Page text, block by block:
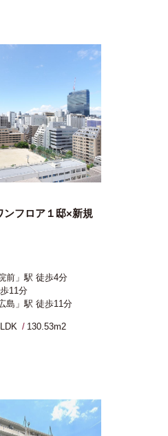
ンフロア１邸×新規
前」駅 徒歩4分
11分
島」駅 徒歩11分
130.53m2